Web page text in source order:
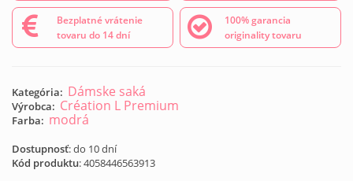
Bezplatné vrátenie
tovaru do 14 dní
100% garancia
originality tovaru
Kategória: Dámske saká
Výrobca: Création L Premium
Farba: modrá
Dostupnosť: do 10 dní
Kód produktu:4058446563913